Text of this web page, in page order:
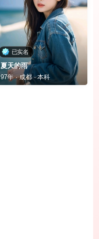
已实名
夏天的雨
97年 · 成都 · 本科